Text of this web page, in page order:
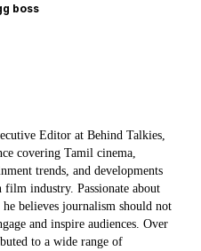
boss
Editor at Behind Talkies,
covering Tamil cinema,
trends, and developments
film industry. Passionate about
believes journalism should not
and inspire audiences. Over
to a wide range of